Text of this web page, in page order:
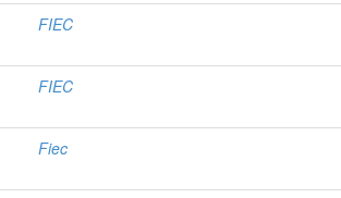
FIEC
FIEC
Fiec